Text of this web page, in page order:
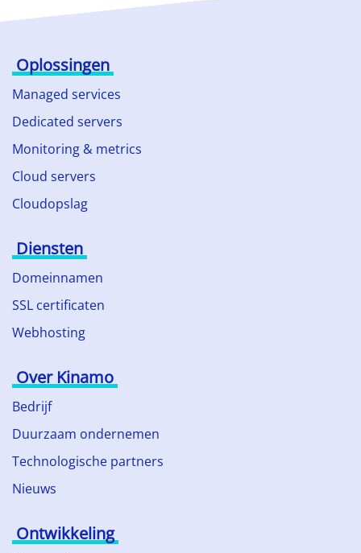
Oplossingen
Managed services
Dedicated servers
Monitoring & metrics
Cloud servers
Cloudopslag
Diensten
Domeinnamen
SSL certificaten
Webhosting
Over Kinamo
Bedrijf
Duurzaam ondernemen
Technologische partners
Nieuws
Ontwikkeling